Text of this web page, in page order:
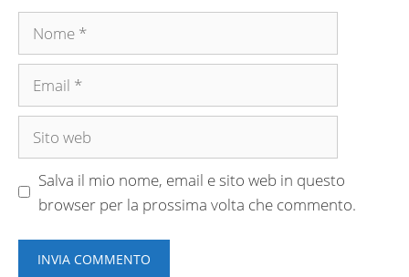
Nome
Email
Sito
Salva il mio nome, email e sito web in questo
browser per la prossima volta che commento.